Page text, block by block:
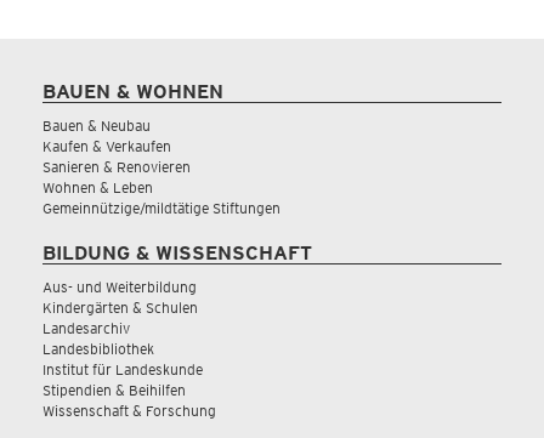
BAUEN & WOHNEN
Bauen & Neubau
Kaufen & Verkaufen
Sanieren & Renovieren
Wohnen & Leben
Gemeinnützige/mildtätige Stiftungen
BILDUNG & WISSENSCHAFT
Aus- und Weiterbildung
Kindergärten & Schulen
Landesarchiv
Landesbibliothek
Institut für Landeskunde
Stipendien & Beihilfen
Wissenschaft & Forschung